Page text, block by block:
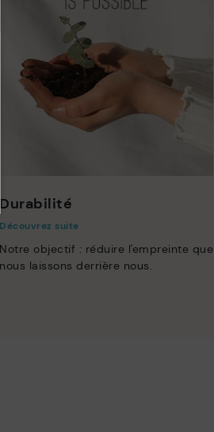
Durabilité
Découvrez suite
Notre objectif : réduire l'empreinte que
nous laissons derrière nous.